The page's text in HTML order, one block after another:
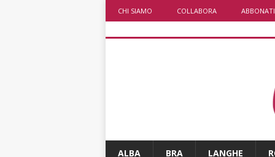
CHI SIAMO COLLABORA ABBONATI
ALBA BRA LANGHE